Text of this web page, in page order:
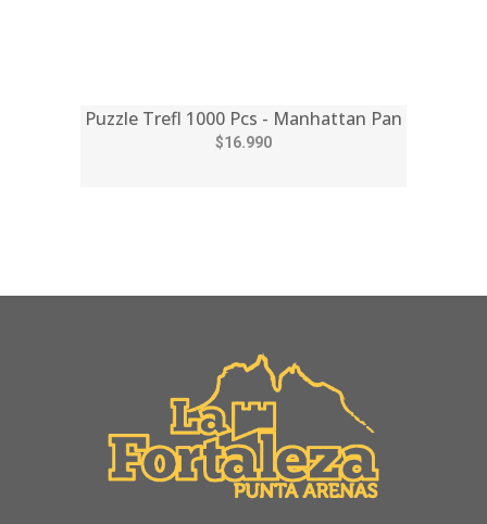
Puzzle Trefl 1000 Pcs - Manhattan Pan
$16.990